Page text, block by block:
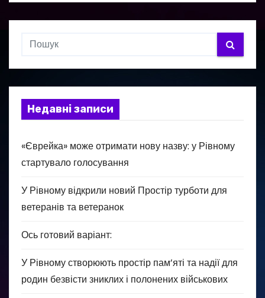
Недавні записи
«Єврейка» може отримати нову назву: у Рівному
стартувало голосування
У Рівному відкрили новий Простір турботи для
ветеранів та ветеранок
Ось готовий варіант:
У Рівному створюють простір пам’яті та надії для
родин безвісти зниклих і полонених військових